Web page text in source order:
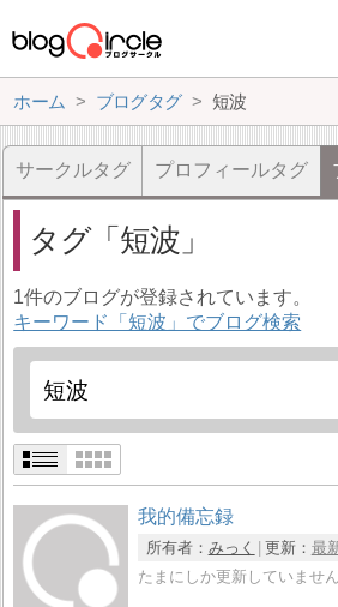
ホーム ブログタグ 短波
サークルタグ プロフィールタグ
タグ 短波
1件のブログが登録されています。
キーワード「短波」でブログ検索
我的備忘録
所有者： みっく 更新： 最
たまにしか更新していません